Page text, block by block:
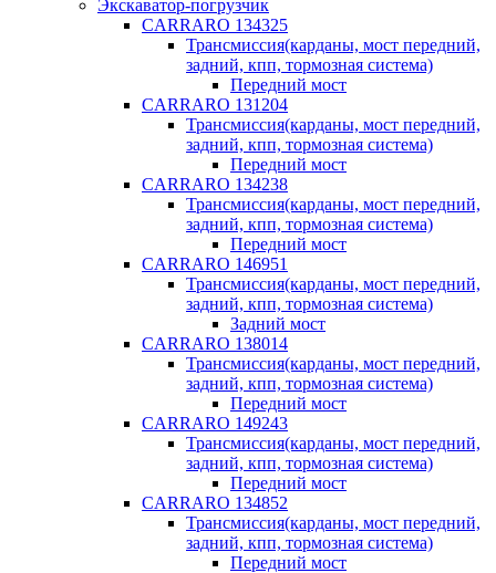
Экскаватор-погрузчик
CARRARO 134325
Трансмиссия(карданы, мост передний,
задний, кпп, тормозная система)
Передний мост
CARRARO 131204
Трансмиссия(карданы, мост передний,
задний, кпп, тормозная система)
Передний мост
CARRARO 134238
Трансмиссия(карданы, мост передний,
задний, кпп, тормозная система)
Передний мост
CARRARO 146951
Трансмиссия(карданы, мост передний,
задний, кпп, тормозная система)
Задний мост
CARRARO 138014
Трансмиссия(карданы, мост передний,
задний, кпп, тормозная система)
Передний мост
CARRARO 149243
Трансмиссия(карданы, мост передний,
задний, кпп, тормозная система)
Передний мост
CARRARO 134852
Трансмиссия(карданы, мост передний,
задний, кпп, тормозная система)
Передний мост